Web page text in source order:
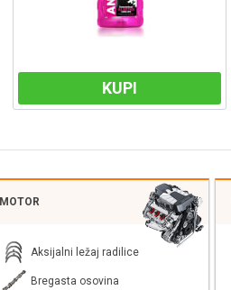
KUPI
MOTOR
Aksijalni ležaj radilice
Bregasta osovina